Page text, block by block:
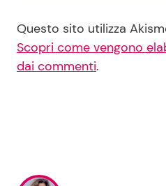
Questo sito utilizza
Scopri come vengono
dai commenti.